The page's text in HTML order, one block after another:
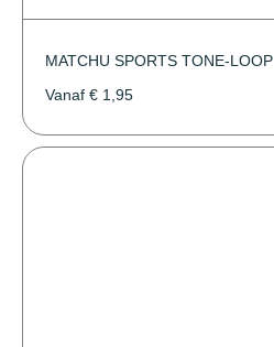
MATCHU SPORTS TONE-LOOP
Vanaf € 1,95